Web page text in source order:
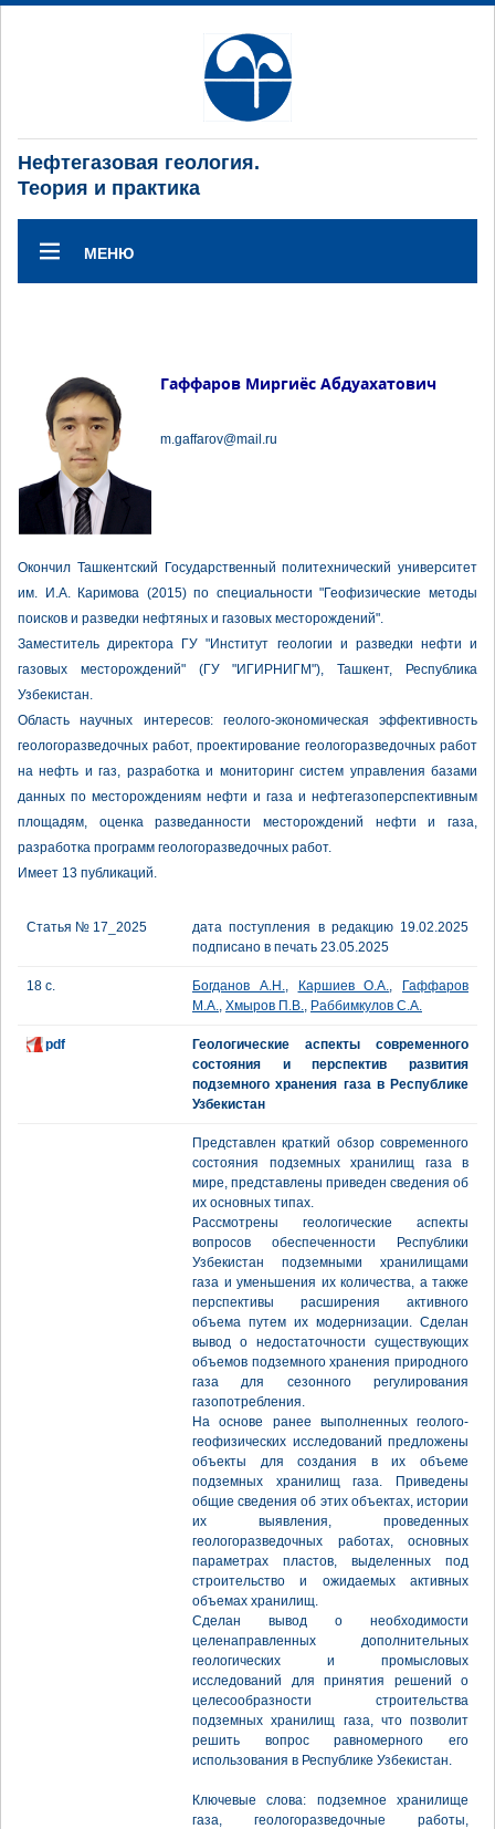
Нефтегазовая геология.
Теория и практика
МЕНЮ
Гаффаров Миргиёс Абдуахатович
m.gaffarov@mail.ru
Окончил Ташкентский Государственный политехнический университет
им. И.А. Каримова (2015) по специальности "Геофизические методы
поисков и разведки нефтяных и газовых месторождений".
Заместитель директора ГУ "Институт геологии и разведки нефти и
газовых месторождений" (ГУ "ИГИРНИГМ"), Ташкент, Республика
Узбекистан.
Область научных интересов: геолого-экономическая эффективность
геологоразведочных работ, проектирование геологоразведочных работ
на нефть и газ, разработка и мониторинг систем управления базами
данных по месторождениям нефти и газа и нефтегазоперспективным
площадям, оценка разведанности месторождений нефти и газа,
разработка программ геологоразведочных работ.
Имеет 13 публикаций.
Статья № 17_2025
дата поступления в редакцию 19.02.2025
подписано в печать 23.05.2025
18 с. Богданов А.Н., Каршиев О.А.,
Гаффаров
М.А., Хмыров П.В., Раббимкулов С.А.
pdf
Геологические аспекты современного
состояния и перспектив развития
подземного хранения газа в Республике
Узбекистан
Представлен краткий обзор современного
состояния подземных хранилищ газа в
мире, представлены приведен сведения об
их основных типах.
Рассмотрены геологические аспекты
вопросов обеспеченности Республики
Узбекистан подземными хранилищами
газа и уменьшения их количества, а также
перспективы расширения активного
объема путем их модернизации. Сделан
вывод о недостаточности существующих
объемов подземного хранения природного
газа для сезонного регулирования
газопотребления.
На основе ранее выполненных геолого-
геофизических исследований предложены
объекты для создания в их объеме
подземных хранилищ газа. Приведены
общие сведения об этих объектах, истории
их выявления, проведенных
геологоразведочных работах, основных
параметрах пластов, выделенных под
строительство и ожидаемых активных
объемах хранилищ.
Сделан вывод о необходимости
целенаправленных дополнительных
геологических и промысловых
исследований для принятия решений о
целесообразности строительства
подземных хранилищ газа, что позволит
решить вопрос равномерного его
использования в Республике Узбекистан.
Ключевые слова: подземное хранилище
газа, геологоразведочные работы,